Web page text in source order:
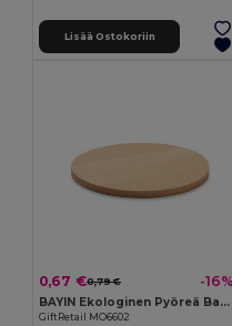
Lisää Ostokoriin
0,67 €0,79 € -16%
BAYIN Ekologinen Pyöreä Bambualusta Juomille
GiftRetail MO6602